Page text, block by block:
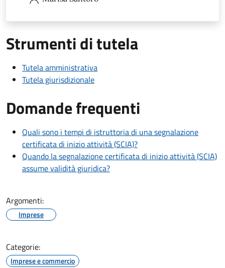
Strumenti di tutela
Tutela amministrativa
Tutela giurisdizionale
Domande frequenti
Quali sono i tempi di istruttoria di una segnalazione
certificata di inizio attività (SCIA)?
Quando la segnalazione certificata di inizio attività (SCIA)
assume validità giuridica?
Argomenti:
Imprese
Categorie:
Imprese e commercio